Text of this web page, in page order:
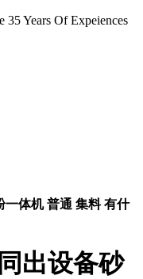
35 Years Of Expeiences
体机 普通 集料 有什
出设备砂